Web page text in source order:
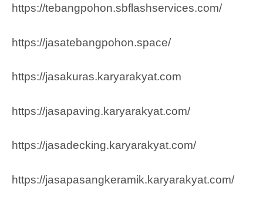
https://tebangpohon.sbflashservices.com/
https://jasatebangpohon.space/
https://jasakuras.karyarakyat.com
https://jasapaving.karyarakyat.com/
https://jasadecking.karyarakyat.com/
https://jasapasangkeramik.karyarakyat.com/